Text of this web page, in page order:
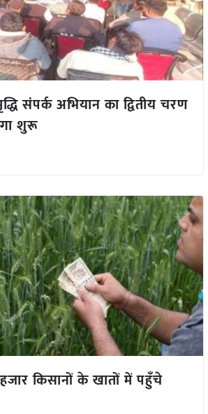
संपर्क अभियान का द्वितीय चरण
शुरू
किसानों के खातों में पहुँचे